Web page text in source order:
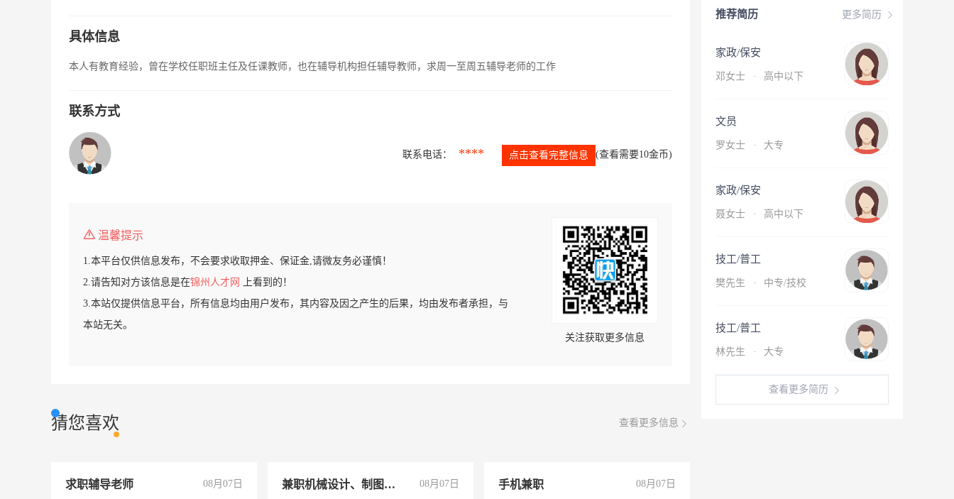
具体信息
本人有教育经验，曾在学校任职班主任及任课教师，也在辅导机构担任辅导教师，求周一至周五辅导老师的工作
联系方式
联系电话： **** 点击查看完整信息 (查看需要10金币)
温馨提示
1.本平台仅供信息发布，不会要求收取押金、保证金,请微友务必谨慎！
2.请告知对方该信息是在锦州人才网
上看到的！
3.本站仅提供信息平台，所有信息均由用户发布，其内容及因之产生的后果，均由发布者承担，与
本站无关。
关注获取更多信息
猜您喜欢 查看更多信息
求职辅导老师 08月07日 兼职机械设计、制图、设备改造 08月07日 手机兼职 08月07日
更多简历
推荐简历
家政/保安
邓女士 · 高中以下
文员
罗女士 · 大专
家政/保安
聂女士 · 高中以下
技工/普工
樊先生 · 中专/技校
技工/普工
林先生 · 大专
查看更多简历